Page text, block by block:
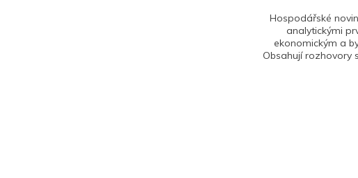
Hospodářské
analytickými
ekonomickým a
Obsahují rozhovory